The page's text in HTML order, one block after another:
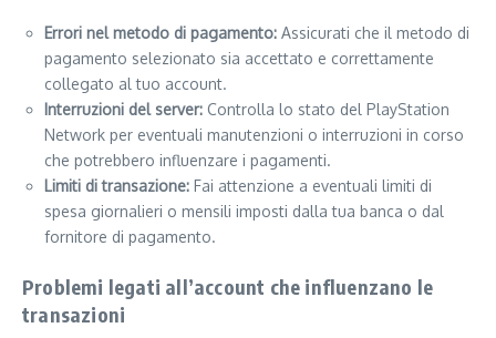
Errori nel metodo di pagamento: Assicurati che il metodo di
pagamento selezionato sia accettato e correttamente
collegato al tuo account.
Interruzioni del server: Controlla lo stato del PlayStation
Network per eventuali manutenzioni o interruzioni in corso
che potrebbero influenzare i pagamenti.
Limiti di transazione: Fai attenzione a eventuali limiti di
spesa giornalieri o mensili imposti dalla tua banca o dal
fornitore di pagamento.
Problemi legati all’account che influenzano le
transazioni